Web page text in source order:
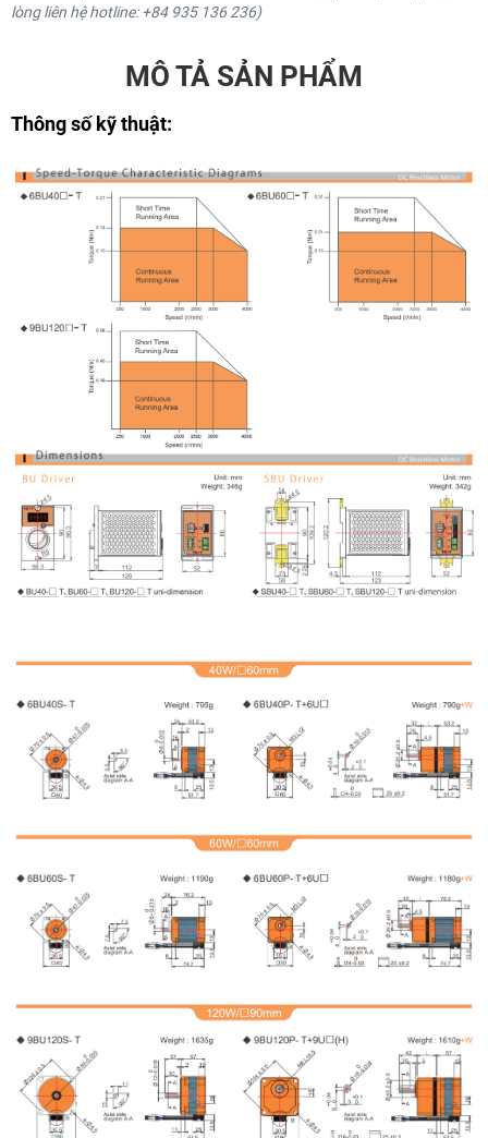
lòng liên hệ hotline: +84 935 136 236)
MÔ TẢ SẢN PHẨM
Thông số kỹ thuật: